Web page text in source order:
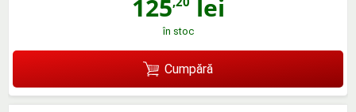
125 lei
în stoc
Cumpără